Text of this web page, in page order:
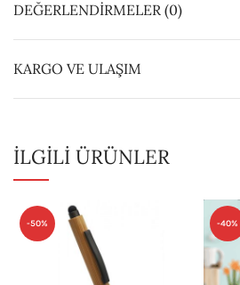
DEĞERLENDIRMELER (0)
KARGO VE ULAŞIM
İLGILI ÜRÜNLER
-50% -40%